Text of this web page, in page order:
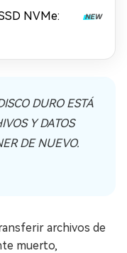
NVMe:
DURO ESTÁ
Y DATOS
DE NUEVO.
archivos de
muerto,